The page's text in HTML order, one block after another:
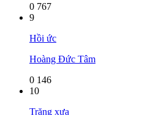
0 767
9
Hồi ức
Hoàng Đức Tâm
0 146
10
Trăng xưa